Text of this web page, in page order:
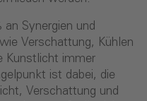
Synergien und
Verschattung, Kühlen
Kunstlicht immer
ist dabei, die
Verschattung und